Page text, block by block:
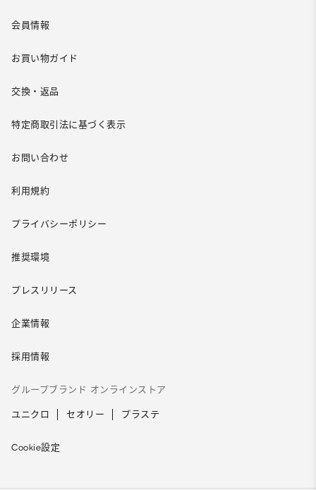
会員情報
お買い物ガイド
交換・返品
特定商取引法に基づく表示
お問い合わせ
利用規約
プライバシーポリシー
推奨環境
プレスリリース
企業情報
採用情報
グループブランド オンラインストア
ユニクロ セオリー プラステ
Cookie設定